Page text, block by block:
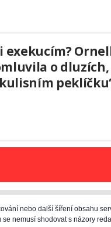
exekucím?
o dluzích,
nebo další šíření obsahu
se nemusí shodovat s názory